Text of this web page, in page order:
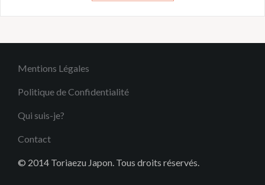
Mentions Légales
Politique de Confidentialité
Qui suis-je?
Contact
© 2014 Toriaezu Japon. Tous droits réservés.